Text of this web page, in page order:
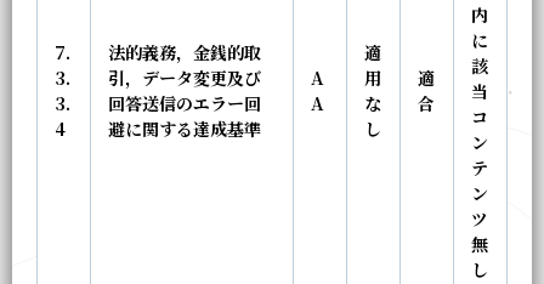
7.
3.
3.
4
法的義務，金銭的取
引，データ変更及び
回答送信のエラー回
避に関する達成基準
A
A
適
用
な
し
適
合
内
に
該
当
コ
ン
テ
ン
ツ
無
し